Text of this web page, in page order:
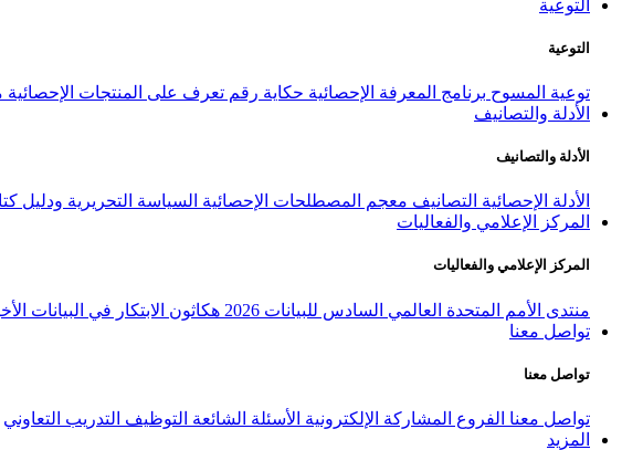
التوعية
التوعية
توعية المسوح برنامج المعرفة الإحصائية حكاية رقم تعرف على المنتجات الإحصائية
الأدلة والتصانيف
الأدلة والتصانيف
الأدلة الإحصائية التصانيف معجم المصطلحات الإحصائية السياسة التحريرية ودليل
المركز الإعلامي والفعاليات
المركز الإعلامي والفعاليات
منتدى الأمم المتحدة العالمي السادس للبيانات 2026 هكاثون الابتكار في البيانات
تواصل معنا
تواصل معنا
تواصل معنا الفروع المشاركة الإلكترونية الأسئلة الشائعة التوظيف التدريب التعاوني
المزيد